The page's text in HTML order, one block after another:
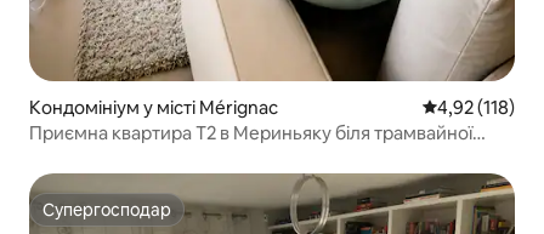
Кондомініум у місті Mérignac Середня
4,92 (118)
Приємна квартира T2 в Мериньяку біля трамвайної
Супергосподар
Супергосподар